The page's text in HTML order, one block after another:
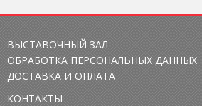
ВЫСТАВОЧНЫЙ ЗАЛ
ОБРАБОТКА ПЕРСОНАЛЬНЫХ ДАННЫХ
ДОСТАВКА И ОПЛАТА
КОНТАКТЫ